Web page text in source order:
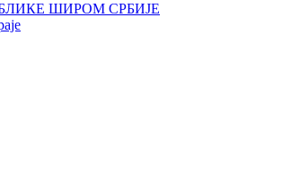
ШИРОМ СРБИЈЕ